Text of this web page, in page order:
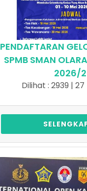
PENDAFTARAN
SPMB SMAN
2026/2
Dilihat : 2939 |